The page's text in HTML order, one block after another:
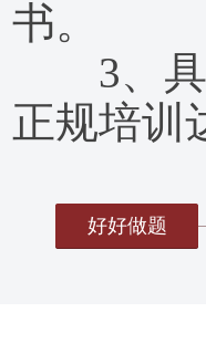
书。
3、具
正规培训
好好做题